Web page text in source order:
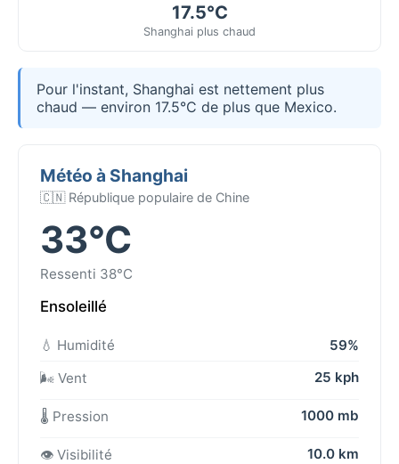
17.5°C
Shanghai plus chaud
Pour l'instant, Shanghai est nettement plus
chaud — environ 17.5°C de plus que Mexico.
Météo à Shanghai
🇨🇳 République populaire de Chine
33°C
Ressenti 38°C
Ensoleillé
💧 Humidité
59%
🌬️ Vent
25 kph
🌡️ Pression 1000 mb
👁️ Visibilité 10.0 km